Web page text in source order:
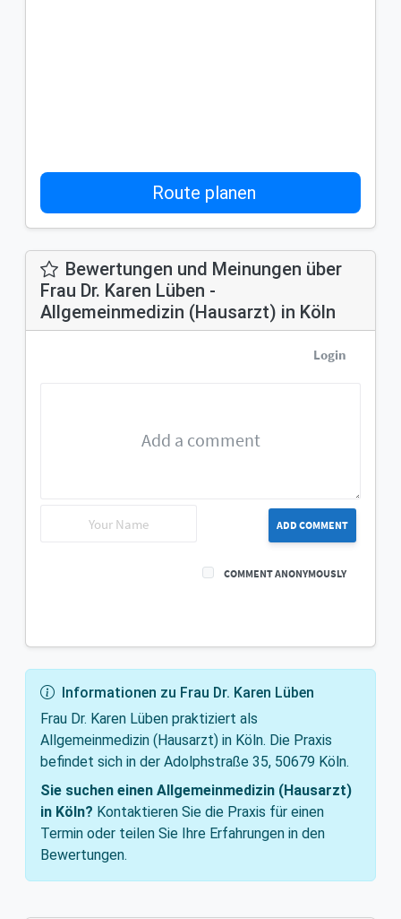
Route planen
Bewertungen und Meinungen über
Frau Dr. Karen Lüben -
Allgemeinmedizin (Hausarzt) in Köln
Login
ADD COMMENT
COMMENT ANONYMOUSLY
Informationen zu Frau Dr. Karen Lüben
Frau Dr. Karen Lüben praktiziert als
Allgemeinmedizin (Hausarzt) in Köln. Die Praxis
befindet sich in der Adolphstraße 35, 50679 Köln.
Sie suchen einen Allgemeinmedizin (Hausarzt)
in Köln? Kontaktieren Sie die Praxis für einen
Termin oder teilen Sie Ihre Erfahrungen in den
Bewertungen.